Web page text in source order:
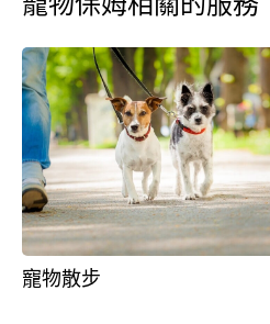
寵物保姆相關的服務
寵物散步